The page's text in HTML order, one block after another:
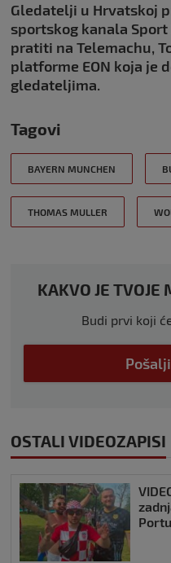
Gledatelji u Hrvatskoj
sportskog kanala
pratiti na Telemachu,
platforme EON koja je
gledateljima.
Tagovi
BAYERN MUNCHEN
THOMAS MULLER
KAKVO JE TVOJE
Budi prvi koji
OSTALI VIDEOZAPISI